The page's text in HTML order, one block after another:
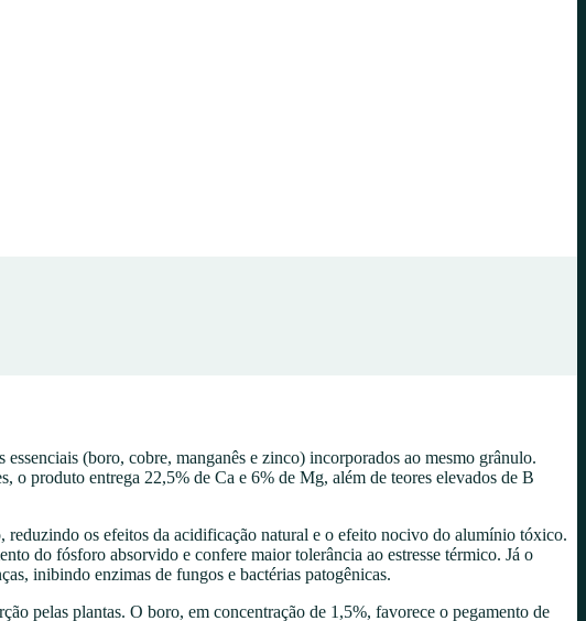
(boro, cobre, manganês e zinco) incorporados ao mesmo grânulo.
o produto entrega 22,5% de Ca e 6% de Mg, além de teores elevados de B
reduzindo os efeitos da acidificação natural e o efeito nocivo do alumínio tóxico.
do fósforo absorvido e confere maior tolerância ao estresse térmico. Já o
inibindo enzimas de fungos e bactérias patogênicas.
pelas plantas. O boro, em concentração de 1,5%, favorece o pegamento de